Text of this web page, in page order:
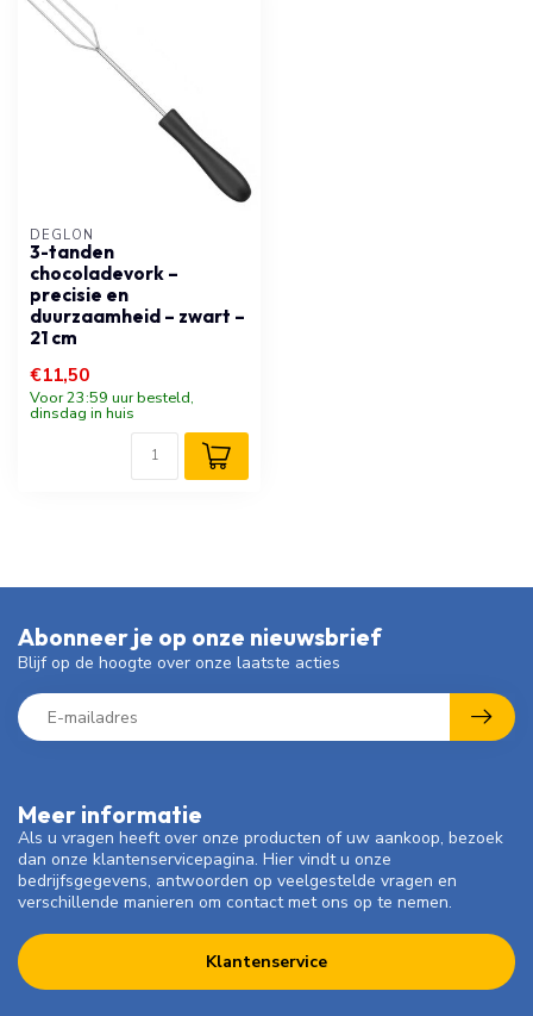
DÉGLON
3-tanden
chocoladevork –
precisie en
duurzaamheid – zwart –
21 cm
€11,50
Voor 23:59 uur besteld,
dinsdag in huis
Meer informatie
Als u vragen heeft over onze producten of uw aankoop, bezoek
dan onze klantenservicepagina. Hier vindt u onze
bedrijfsgegevens, antwoorden op veelgestelde vragen en
verschillende manieren om contact met ons op te nemen.
Klantenservice
Abonneer je op onze nieuwsbrief
Blijf op de hoogte over onze laatste acties